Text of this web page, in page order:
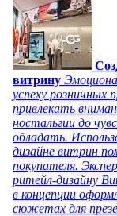
витрину
успеху
привлекать
ностальгии до
обладать.
дизайне витрин
покупателя.
ритейл-дизайну
в концепции
сюжетах для